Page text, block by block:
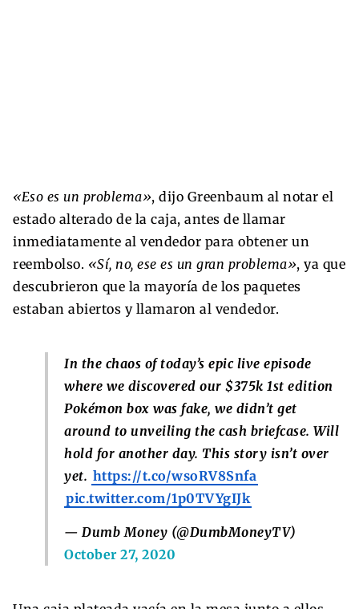
«Eso es un problema», dijo Greenbaum al notar el
estado alterado de la caja, antes de llamar
inmediatamente al vendedor para obtener un
reembolso. «Sí, no, ese es un gran problema», ya que
descubrieron que la mayoría de los paquetes
estaban abiertos y llamaron al vendedor.
In the chaos of today’s epic live episode
where we discovered our $375k 1st edition
Pokémon box was fake, we didn’t get
around to unveiling the cash briefcase. Will
hold for another day. This story isn’t over
yet. https://t.co/wsoRV8Snfa
pic.twitter.com/1p0TVYgIJk
— Dumb Money (@DumbMoneyTV)
October 27, 2020